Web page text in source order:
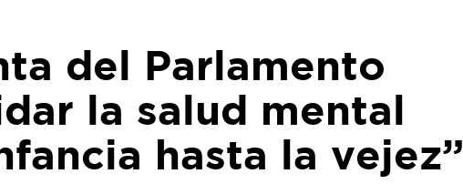
del Parlamento
la salud mental
hasta la vejez”